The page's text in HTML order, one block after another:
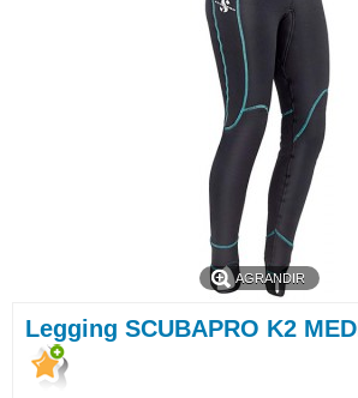
AGRANDIR
Legging SCUBAPRO K2